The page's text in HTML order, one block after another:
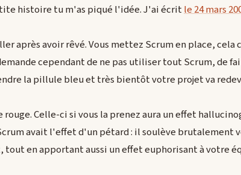
histoire tu m'as piqué l'idée. J'ai écritle 24 mars
après avoir rêvé. Vous mettez Scrum en place, cela
cependant de ne pas utiliser tout Scrum, de
la pillule bleu et très bientôt votre projet va
Celle-ci si vous la prenez aura un effet
avait l'effet d'un pétard : il soulève brutalement
en apportant aussi un effet euphorisant à votre